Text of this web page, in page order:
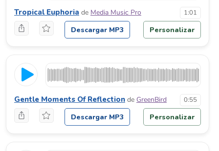
Tropical Euphoria de Media Music Pro 1:01
Descargar MP3 Personalizar
Gentle Moments Of Reflection de GreenBird 0:55
Descargar MP3 Personalizar